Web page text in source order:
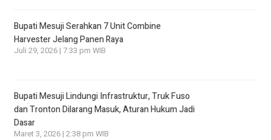
Bupati Mesuji Serahkan 7 Unit Combine
Harvester Jelang Panen Raya
Juli 29, 2026 | 7:33 pm WIB
Bupati Mesuji Lindungi Infrastruktur, Truk Fuso
dan Tronton Dilarang Masuk, Aturan Hukum Jadi
Dasar
Maret 3, 2026 | 2:38 pm WIB